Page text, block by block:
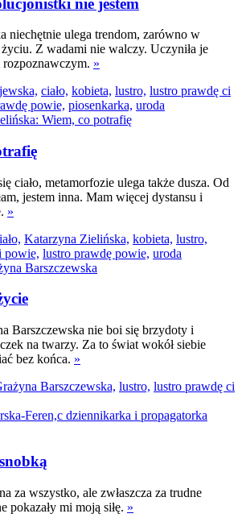
niechętnie ulega trendom, zarówno w
Z wadami nie walczy. Uczyniła je
»
ciało, kobieta, lustro, lustro prawdę ci
powie, piosenkarka, uroda
ciało, metamorfozie ulega także dusza. Od
jestem inna. Mam więcej dystansu i
»
Katarzyna Zielińska, kobieta, lustro,
powie, lustro prawdę powie, uroda
Barszczewska nie boi się brzydoty i
na twarzy. Za to świat wokół siebie
bez końca. »
Barszczewska, lustro, lustro prawdę ci
za wszystko, ale zwłaszcza za trudne
pokazały mi moją siłę. »